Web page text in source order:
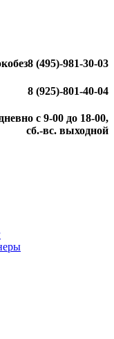
8 (495)-981-30-03
8 (925)-801-40-04
с 9-00 до 18-00,
сб.-вс. выходной